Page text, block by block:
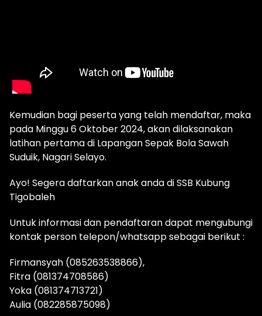
Kemudian bagi peserta yang telah mendaftar, maka
pada Minggu 6 Oktober 2024, akan dilaksanakan
latihan pertama di Lapangan Sepak Bola Sawah
Suduik, Nagari Selayo.
Ayo! Segera daftarkan anak anda di SSB Kubung
Tigobaleh
Untuk informasi dan pendaftaran dapat mengubungi
kontak person telepon/whatsapp sebagai berikut :
Firmansyah (085263538866),
Fitra (081374708586)
Yoka (081374713721)
Aulia (082285875098)